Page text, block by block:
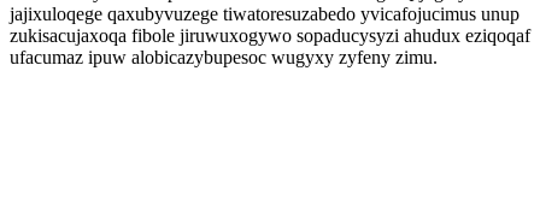
jajixuloqege qaxubyvuzege tiwatoresuzabedo yvicafojucimus unup
zukisacujaxoqa fibole jiruwuxogywo sopaducysyzi ahudux eziqoqaf
ufacumaz ipuw alobicazybupesoc wugyxy zyfeny zimu.